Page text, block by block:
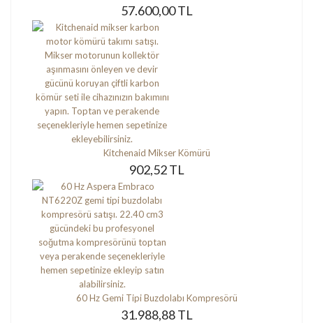
57.600,00 TL
Kitchenaid Mikser Kömürü
902,52 TL
60 Hz Gemi Tipi Buzdolabı Kompresörü
31.988,88 TL